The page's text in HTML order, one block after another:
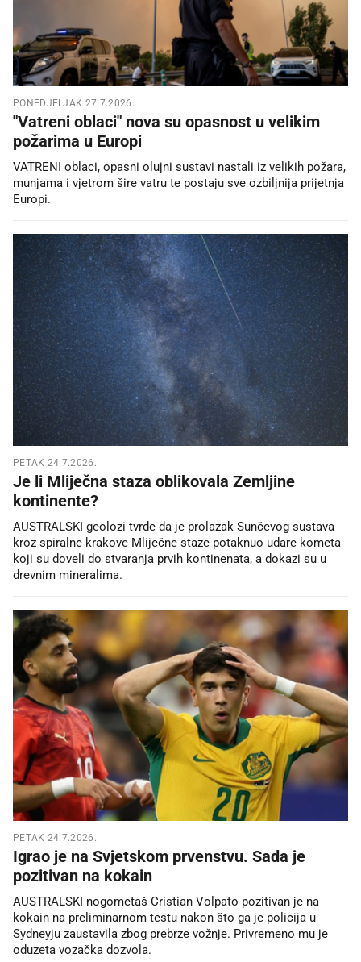
PONEDJELJAK 27.7.2026.
"Vatreni oblaci" nova su opasnost u velikim
požarima u Europi
VATRENI oblaci, opasni olujni sustavi nastali iz velikih požara,
munjama i vjetrom šire vatru te postaju sve ozbiljnija prijetnja
Europi.
PETAK 24.7.2026.
Je li Mliječna staza oblikovala Zemljine
kontinente?
AUSTRALSKI geolozi tvrde da je prolazak Sunčevog sustava
kroz spiralne krakove Mliječne staze potaknuo udare kometa
koji su doveli do stvaranja prvih kontinenata, a dokazi su u
drevnim mineralima.
PETAK 24.7.2026.
Igrao je na Svjetskom prvenstvu. Sada je
pozitivan na kokain
AUSTRALSKI nogometaš Cristian Volpato pozitivan je na
kokain na preliminarnom testu nakon što ga je policija u
Sydneyju zaustavila zbog prebrze vožnje. Privremeno mu je
oduzeta vozačka dozvola.